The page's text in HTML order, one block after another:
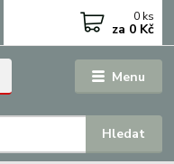
Menu
Hledat
0 ks
za 0 Kč